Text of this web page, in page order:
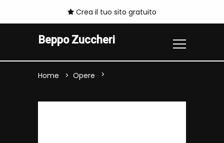
Crea il tuo sito gratuito
Beppo Zuccheri
Home Opere